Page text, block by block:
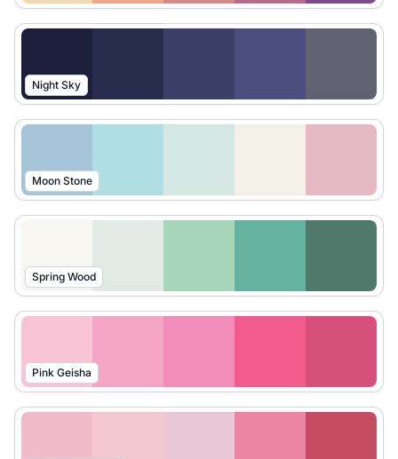
Night Sky
Moon Stone
Spring Wood
Pink Geisha